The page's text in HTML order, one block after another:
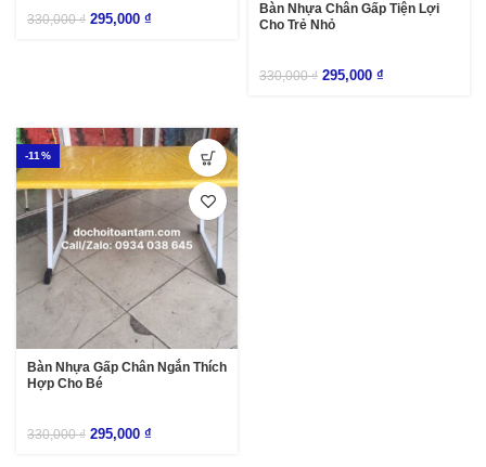
330,000₫ 295,000 ₫
Bàn Nhựa Chân Gấp Tiện Lợi
Cho Trẻ Nhỏ
330,000₫ 295,000 ₫
-11%
Bàn Nhựa Gấp Chân Ngắn Thích
Hợp Cho Bé
330,000₫ 295,000 ₫